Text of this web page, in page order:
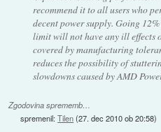
recommend it to all users who
decent power supply. Going
limit will not have any ill effects
covered by manufacturing
reduces the possibility of
slowdowns caused by AMD
Zgodovina sprememb…
spremenil:Tilen(27. dec 2010 ob 20:58)